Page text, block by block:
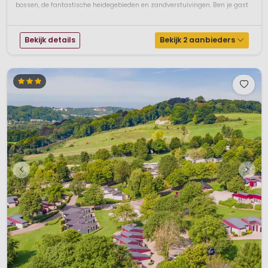
bossen, de fantastische heidegebieden en zandverstuivingen. Ben je gast
Bekijk details Bekijk 2 aanbieders